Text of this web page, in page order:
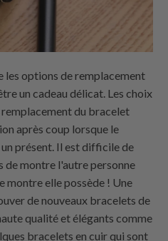
les options de remplacement
un cadeau délicat. Les choix
du bracelet
après coup lorsque le
présent. Il est difficile de
de montre l'autre personne
montre elle possède ! Une
de nouveaux bracelets de
qualité et élégants comme
bracelets en cuir qui sont